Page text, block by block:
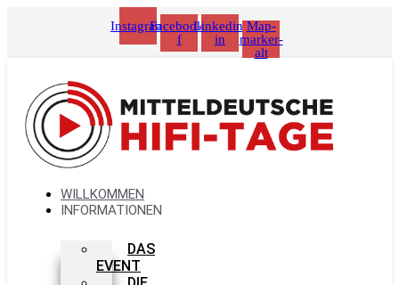
InstagramFacebook-
f
Linkedin-
in
Map-
marker-
alt
WILLKOMMEN
INFORMATIONEN
DAS
EVENT